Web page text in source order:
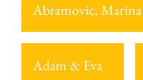
Abramovic, Marina
Adam & Eva